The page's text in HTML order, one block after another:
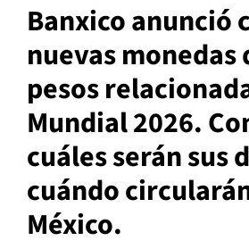
Banxico anunció
nuevas monedas
pesos
Mundial 2026.
cuáles serán sus
cuándo
México.